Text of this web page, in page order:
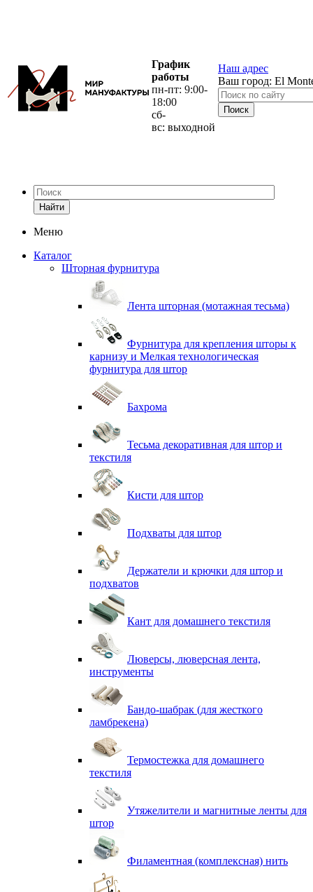
График
работы
пн-пт: 9:00-
18:00
сб-
вс: выходной
Наш адрес
Ваш город: El
Найти
Меню
Каталог
Шторная фурнитура
Лента шторная (мотажная тесьма)
Фурнитура для крепления шторы к
карнизу и Мелкая технологическая
фурнитура для штор
Бахрома
Тесьма декоративная для штор и
текстиля
Кисти для штор
Подхваты для штор
Держатели и крючки для штор и
подхватов
Кант для домашнего текстиля
Люверсы, люверсная лента,
инструменты
Бандо-шабрак (для жесткого
ламбрекена)
Термостежка для домашнего
текстиля
Утяжелители и магнитные ленты для
штор
Филаментная (комплексная) нить